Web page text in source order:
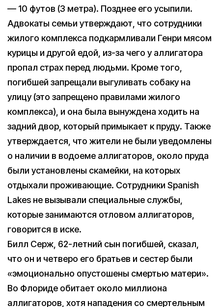
— 10 футов (3 метра). Позднее его усыпили.
Адвокаты семьи утверждают, что сотрудники
жилого комплекса подкармливали Генри мясом
курицы и другой едой, из-за чего у аллигатора
пропал страх перед людьми. Кроме того,
погибшей запрещали выгуливать собаку на
улицу (это запрещено правилами жилого
комплекса), и она была вынуждена ходить на
задний двор, который примыкает к пруду. Также
утверждается, что жители не были уведомлены
о наличии в водоеме аллигаторов, около пруда
были установлены скамейки, на которых
отдыхали проживающие. Сотрудники Spanish
Lakes не вызывали специальные службы,
которые занимаются отловом аллигаторов,
говорится в иске.
Билл Серж, 62-летний сын погибшей, сказал,
что он и четверо его братьев и сестер были
«эмоционально опустошены смертью матери».
Во Флориде обитает около миллиона
аллигаторов, хотя нападения со смертельным